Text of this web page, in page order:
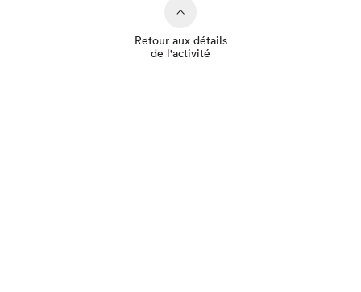
Retour aux détails
de l'activité